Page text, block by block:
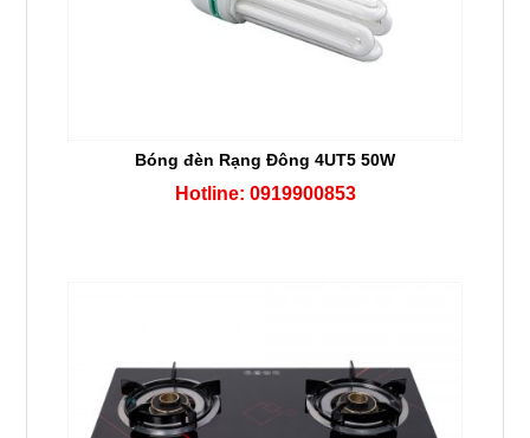
Bóng đèn Rạng Đông 4UT5 50W
Hotline: 0919900853